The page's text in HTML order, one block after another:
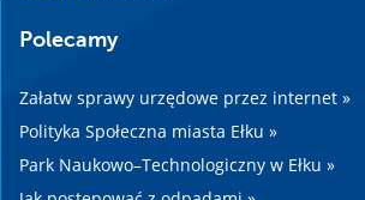
Polecamy
Załatw sprawy urzędowe przez internet »
Polityka Społeczna miasta Ełku »
Park Naukowo–Technologiczny w Ełku »